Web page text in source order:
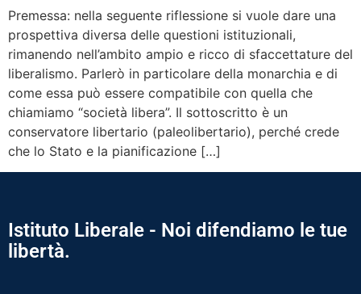
Premessa: nella seguente riflessione si vuole dare una
prospettiva diversa delle questioni istituzionali,
rimanendo nell’ambito ampio e ricco di sfaccettature del
liberalismo. Parlerò in particolare della monarchia e di
come essa può essere compatibile con quella che
chiamiamo “società libera”. Il sottoscritto è un
conservatore libertario (paleolibertario), perché crede
che lo Stato e la pianificazione […]
Istituto Liberale - Noi difendiamo le tue
libertà.